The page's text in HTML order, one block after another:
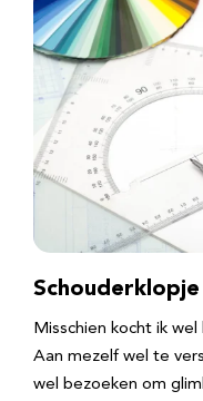
Schouderklopje
Misschien kocht ik
Aan mezelf wel te
wel bezoeken om